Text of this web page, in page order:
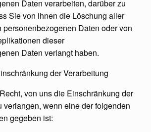
Daten verarbeiten, darüber zu
Sie von ihnen die Löschung aller
personenbezogenen Daten oder von
dieser
Daten verlangt haben.
der Verarbeitung
von uns die Einschränkung der
verlangen, wenn eine der folgenden
gegeben ist: